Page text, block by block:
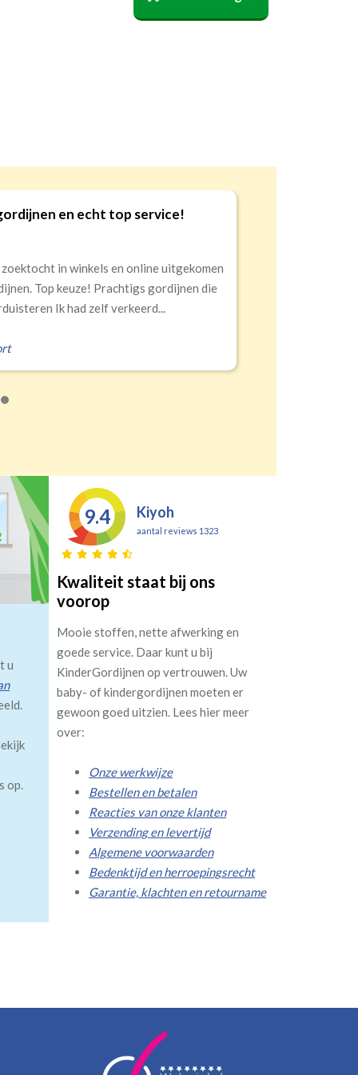
verduisterend
en echt top service!
in winkels en online uitgekomen
keuze! Prachtigs gordijnen die
Ik had zelf verkeerd...
u
op.
9.4 Kiyoh
aantal reviews 1323
Kwaliteit staat bij ons
voorop
Mooie stoffen, nette afwerking en
goede service. Daar kunt u bij
KinderGordijnen op vertrouwen. Uw
baby- of kindergordijnen moeten er
gewoon goed uitzien. Lees hier meer
over:
Onze werkwijze
Bestellen en betalen
Reacties van onze klanten
Verzending en levertijd
Algemene voorwaarden
Bedenktijd en herroepingsrecht
Garantie, klachten en retourname